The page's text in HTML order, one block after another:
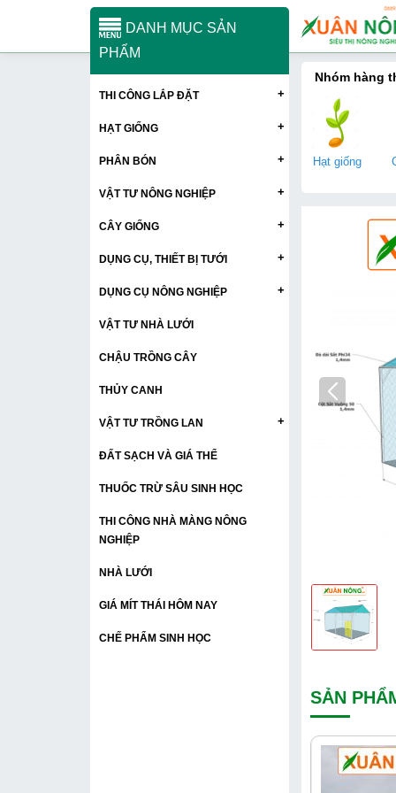
Nhóm hàng
Hạt giống
SẢN
DANH MỤC SẢN
PHẨM
THI CÔNG LẮP ĐẶT +
HẠT GIỐNG +
PHÂN BÓN +
VẬT TƯ NÔNG NGHIỆP +
CÂY GIỐNG +
DỤNG CỤ, THIẾT BỊ TƯỚI +
DỤNG CỤ NÔNG NGHIỆP +
VẬT TƯ NHÀ LƯỚI
CHẬU TRỒNG CÂY
THỦY CANH
VẬT TƯ TRỒNG LAN +
ĐẤT SẠCH VÀ GIÁ THỂ
THUỐC TRỪ SÂU SINH HỌC
THI CÔNG NHÀ MÀNG NÔNG
NGHIỆP
NHÀ LƯỚI
GIÁ MÍT THÁI HÔM NAY
CHẾ PHẨM SINH HỌC